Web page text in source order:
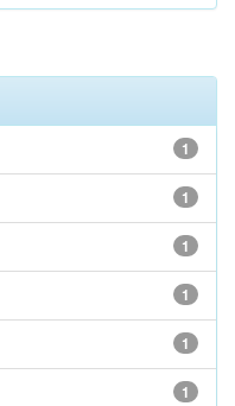
1
1
1
1
1
1